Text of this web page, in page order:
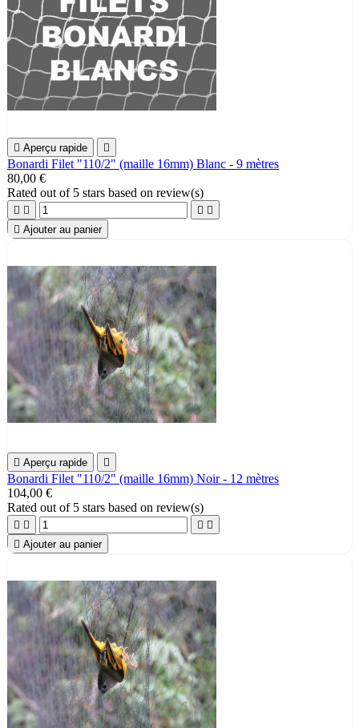
 Aperçu rapide 
Bonardi Filet "110/2" (maille 16mm) Blanc - 9 mètres
80,00 €
Rated out of 5 stars based on review(s)
   
 Ajouter au panier
 Aperçu rapide 
Bonardi Filet "110/2" (maille 16mm) Noir - 12 mètres
104,00 €
Rated out of 5 stars based on review(s)
   
 Ajouter au panier